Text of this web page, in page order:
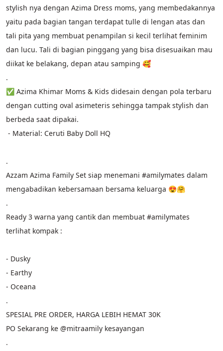
stylish nya dengan Azima Dress moms, yang membedakannya
yaitu pada bagian tangan terdapat tulle di lengan atas dan
tali pita yang membuat penampilan si kecil terlihat feminim
dan lucu. Tali di bagian pinggang yang bisa disesuaikan mau
diikat ke belakang, depan atau samping 🥰
.
✅ Azima Khimar Moms & Kids didesain dengan pola terbaru
dengan cutting oval asimeteris sehingga tampak stylish dan
berbeda saat dipakai.
- Material: Ceruti Baby Doll HQ
.
Azzam Azima Family Set siap menemani #amilymates dalam
mengabadikan kebersamaan bersama keluarga 😍🤗
.
Ready 3 warna yang cantik dan membuat #amilymates
terlihat kompak :
- Dusky
- Earthy
- Oceana
.
SPESIAL PRE ORDER, HARGA LEBIH HEMAT 30K
PO Sekarang ke @mitraamily kesayangan
.